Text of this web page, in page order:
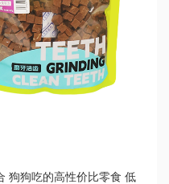
狗狗吃的高性价比零食 低